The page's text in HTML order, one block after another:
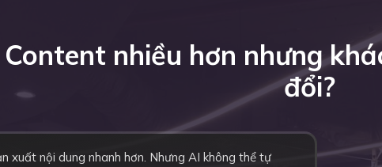
nhiều hơn nhưng
đổi?
xuất nội dung nhanh hơn. Nhưng AI không thể tự